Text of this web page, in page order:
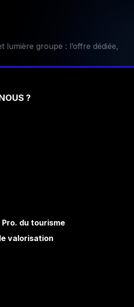
lumière groupe : l’offre dédiée,
?
du tourisme
valorisation